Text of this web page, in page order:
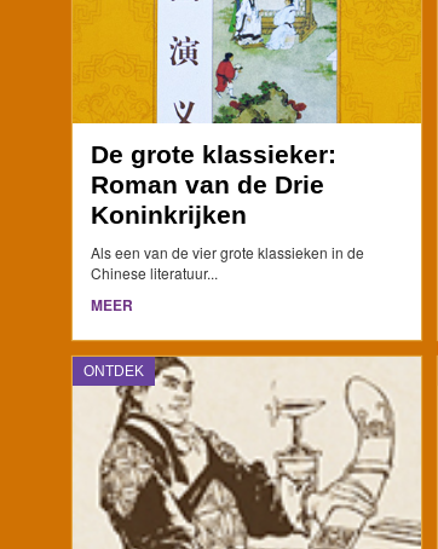
De grote klassieker:
Roman van de Drie
Koninkrijken
Als een van de vier grote klassieken in de
Chinese literatuur...
MEER
ONTDEK